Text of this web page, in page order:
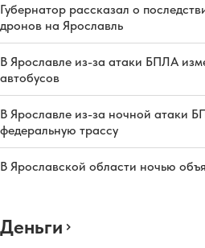
Губернатор рассказал о
дронов на Ярославль
В Ярославле из-за атаки БПЛА
автобусов
В Ярославле из-за ночной атаки
федеральную трассу
В Ярославской области ночью
Деньги